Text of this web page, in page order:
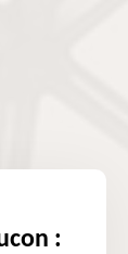
: